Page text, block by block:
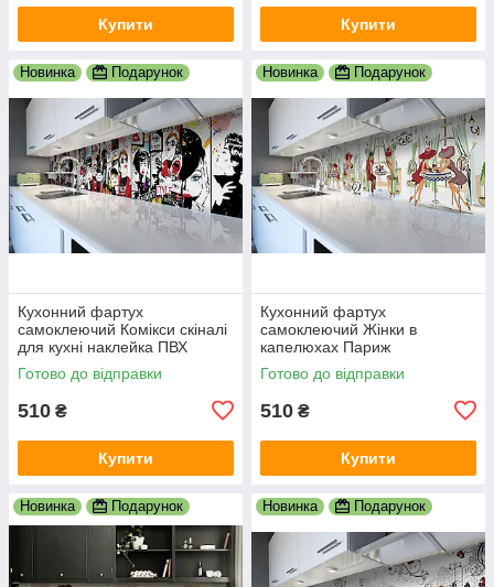
Купити Купити
Новинка Подарунок
Кухонний фартух
самоклеючий Комікси скіналі
для кухні наклейка ПВХ
малюнок люди білий
600х2000 мм
Готово до відправки
510 ₴
Купити
Новинка Подарунок
Кухонний фартух
самоклеючий Жінки в
капелюхах Париж
мальований скіналі для кухні
наклейка ПВХ беж 600х2000
Готово до відправки
510 ₴
Купити
Новинка Подарунок Новинка Подарунок